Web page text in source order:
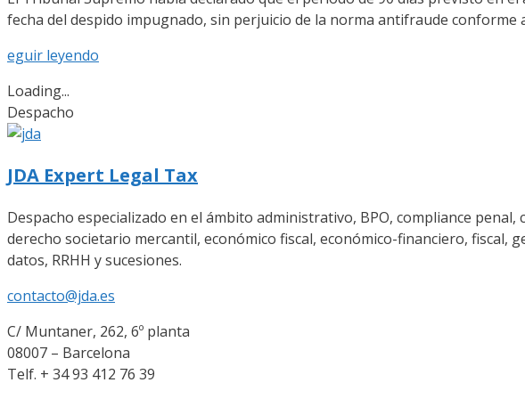
fecha del despido impugnado, sin perjuicio de la norma antifraude conforme
eguir leyendo
Loading...
Despacho
JDA Expert Legal Tax
Despacho especializado en el ámbito administrativo, BPO, compliance
derecho societario mercantil, económico fiscal, económico-financiero,
datos, RRHH y sucesiones.
contacto@jda.es
C/ Muntaner, 262, 6º planta
08007 – Barcelona
Telf. + 34 93 412 76 39